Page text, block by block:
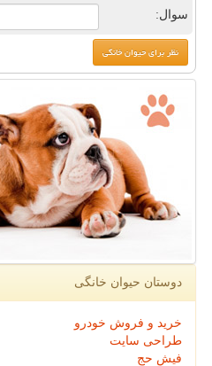
سوال:
دوستان حیوان خانگی
خرید و فروش خودرو
طراحی سایت
فیش حج